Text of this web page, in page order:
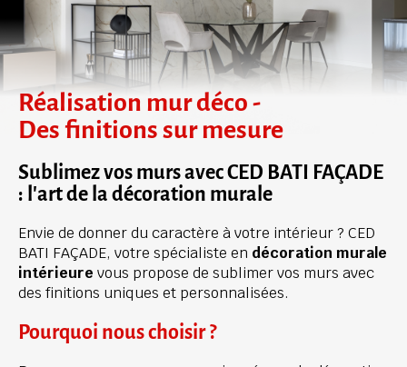
Réalisation mur déco -
Des finitions sur mesure
Sublimez vos murs avec CED BATI FAÇADE
: l'art de la décoration murale
Envie de donner du caractère à votre intérieur ? CED
BATI FAÇADE, votre spécialiste en décoration murale
intérieure vous propose de sublimer vos murs avec
des finitions uniques et personnalisées.
Pourquoi nous choisir ?